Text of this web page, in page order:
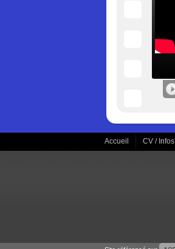
Accueil CV / Infos